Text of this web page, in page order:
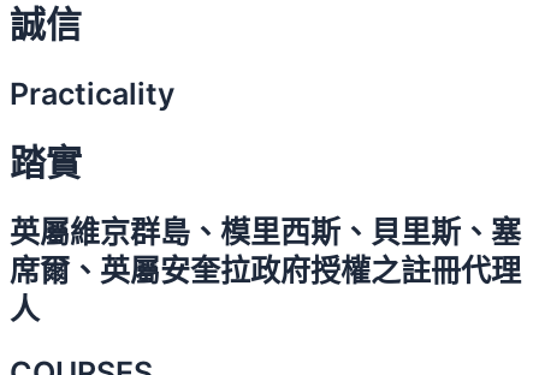
誠信
Practicality
踏實
英屬維京群島、模里西斯、貝里斯、塞
席爾、英屬安奎拉政府授權之註冊代理
人